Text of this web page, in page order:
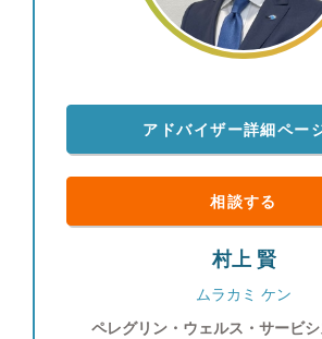
アドバイザー詳細ペー
相談する
村上 賢
ムラカミ ケン
ペレグリン・ウェルス・サービ